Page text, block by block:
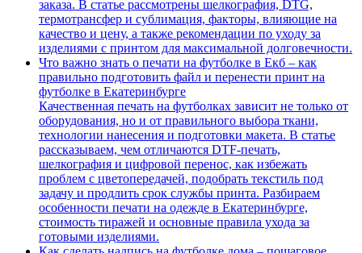
заказа. В статье рассмотрены шелкография, DTG,
термотрансфер и сублимация, факторы, влияющие на
качество и цену, а также рекомендации по уходу за
изделиями с принтом для максимальной долговечности.
Что важно знать о печати на футболке в Екб – как
правильно подготовить файл и перенести принт на
футболке в Екатеринбурге
Качественная печать на футболках зависит не только от
оборудования, но и от правильного выбора ткани,
технологии нанесения и подготовки макета. В статье
рассказываем, чем отличаются DTF-печать,
шелкография и цифровой перенос, как избежать
проблем с цветопередачей, подобрать текстиль под
задачу и продлить срок службы принта. Разбираем
особенности печати на одежде в Екатеринбурге,
стоимость тиражей и основные правила ухода за
готовыми изделиями.